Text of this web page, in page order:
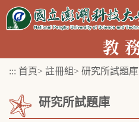
跳
::: 首頁> 註冊組 > 研究所試題庫
研究所試題庫